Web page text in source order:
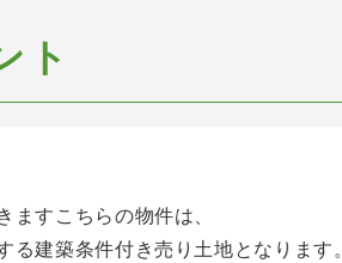
ト
すこちらの物件は、
る建築条件付き売り土地となります。